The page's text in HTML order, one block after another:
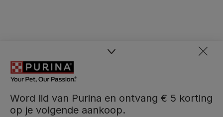
Word lid van Purina en ontvang € 5 korting
op je volgende aankoop.